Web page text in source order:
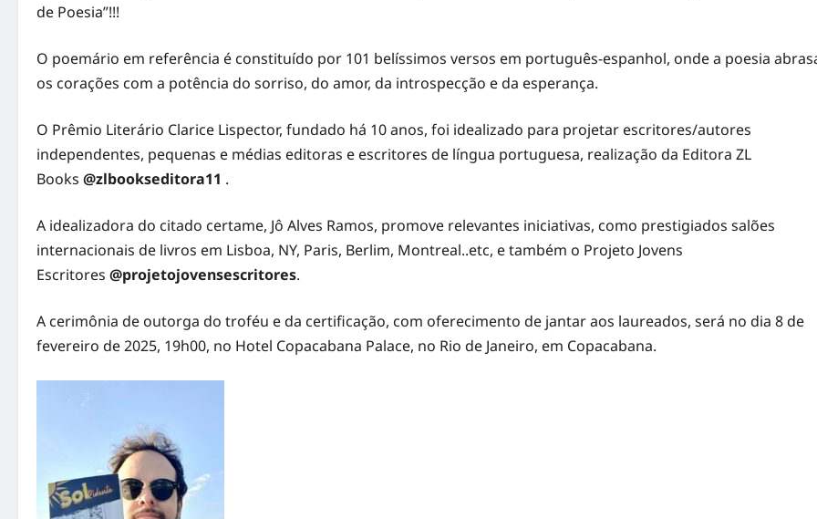
de Poesia”!!!
O poemário em referência é constituído por 101 belíssimos versos em português-espanhol, onde a poesia
os corações com a potência do sorriso, do amor, da introspecção e da esperança.
O Prêmio Literário Clarice Lispector, fundado há 10 anos, foi idealizado para projetar escritores/autores
independentes, pequenas e médias editoras e escritores de língua portuguesa, realização da Editora ZL
Books @zlbookseditora11 .
A idealizadora do citado certame, Jô Alves Ramos, promove relevantes iniciativas, como prestigiados salões
internacionais de livros em Lisboa, NY, Paris, Berlim, Montreal..etc, e também o Projeto Jovens
Escritores @projetojovensescritores.
A cerimônia de outorga do troféu e da certificação, com oferecimento de jantar aos laureados, será no dia 8 de
fevereiro de 2025, 19h00, no Hotel Copacabana Palace, no Rio de Janeiro, em Copacabana.